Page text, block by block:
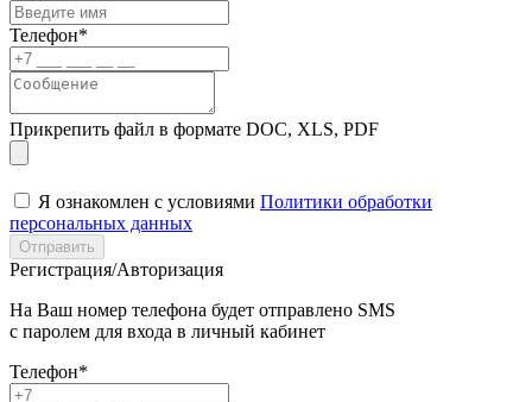
Телефон*
Прикрепить файл в формате DOC, XLS, PDF
Я ознакомлен с условиями Политики обработки
персональных данных
Отправить
Регистрация/Авторизация
На Ваш номер телефона будет отправлено SMS
с паролем для входа в личный кабинет
Телефон*